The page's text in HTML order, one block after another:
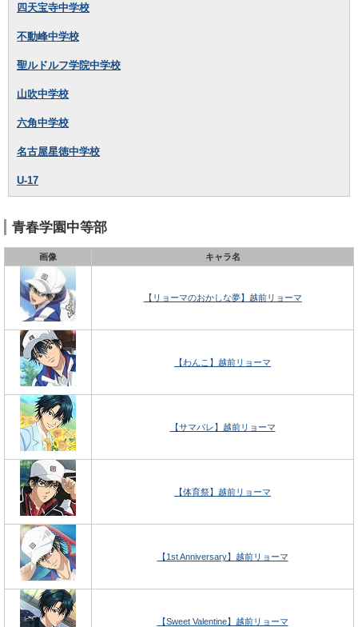
四天宝寺中学校
不動峰中学校
聖ルドルフ学院中学校
山吹中学校
六角中学校
名古屋星徳中学校
U-17
青春学園中等部
画像 キャラ名
【リョーマのおかしな夢】越前リョーマ
【わんこ】越前リョーマ
【サマバレ】越前リョーマ
【体育祭】越前リョーマ
【1st Anniversary】越前リョーマ
【Sweet Valentine】越前リョーマ